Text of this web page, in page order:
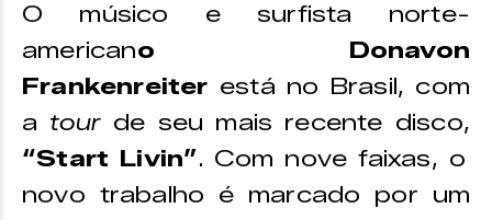
O músico e surfista norte-
americano Donavon
Frankenreiter está no Brasil, com
a tour de seu mais recente disco,
“Start Livin”. Com nove faixas, o
novo trabalho é marcado por um